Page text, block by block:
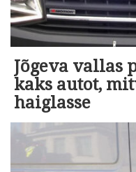
Jõgeva vallas
kaks autot,
haiglasse